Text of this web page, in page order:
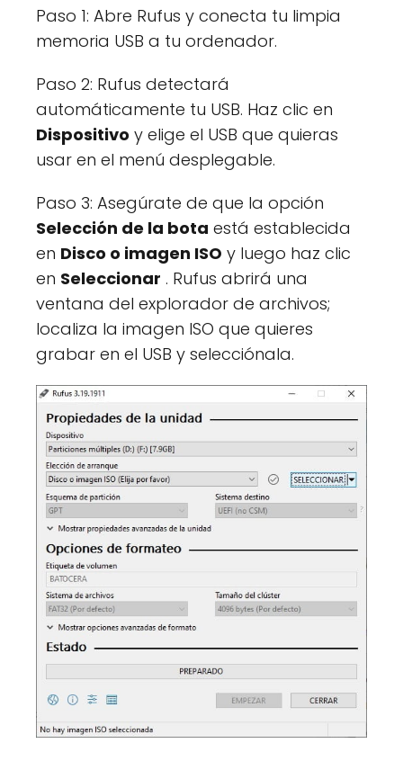
Paso 1: Abre Rufus y conecta tu limpia
memoria USB a tu ordenador.
Paso 2: Rufus detectará
automáticamente tu USB. Haz clic en
Dispositivo y elige el USB que quieras
usar en el menú desplegable.
Paso 3: Asegúrate de que la opción
Selección de la bota está establecida
en Disco o imagen ISO y luego haz clic
en Seleccionar . Rufus abrirá una
ventana del explorador de archivos;
localiza la imagen ISO que quieres
grabar en el USB y selecciónala.